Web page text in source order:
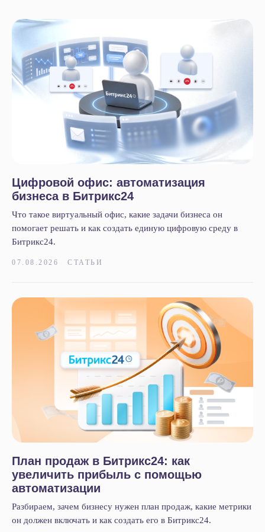
Цифровой офис: автоматизация
бизнеса в Битрикс24
Что такое виртуальный офис, какие задачи бизнеса он
помогает решать и как создать единую цифровую среду в
Битрикс24.
07.08.2026 СТАТЬИ
План продаж в Битрикс24: как
увеличить прибыль с помощью
автоматизации
Разбираем, зачем бизнесу нужен план продаж, какие метрики
он должен включать и как создать его в Битрикс24.
Услуги
1С
Интеграция Битрикс24 и 1С
BI-отчёты
Аудит Битрикс24
Битрикс24 Маркетплейс